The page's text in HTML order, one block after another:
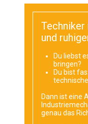
und
Du liebst
bringen?
Du bist
Dann ist eine
genau das